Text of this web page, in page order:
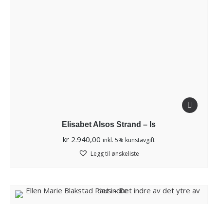
Elisabet Alsos Strand – Is
kr 2.940,00 inkl. 5% kunstavgift
Legg til ønskeliste